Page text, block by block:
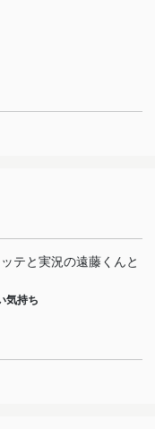
テと実況の遠藤くんと
気持ち